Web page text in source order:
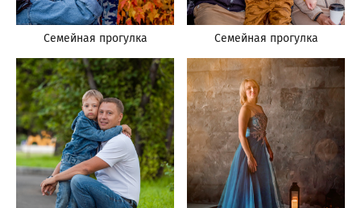
Семейная прогулка Семейная прогулка